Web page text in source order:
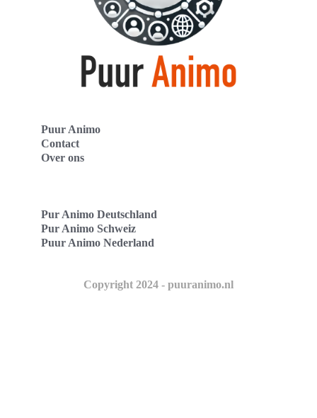
Puur Animo
Contact
Over ons
Pur Animo Deutschland
Pur Animo Schweiz
Puur Animo Nederland
Copyright 2024 - puuranimo.nl